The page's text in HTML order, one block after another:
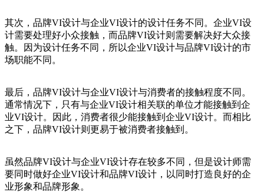
其次，品牌VI设计与企业VI设计的设计任务不同。企业VI设
计需要处理好小众接触，而品牌VI设计则需要解决好大众接
触。因为设计任务不同，所以企业VI设计与品牌VI设计的市
场职能不同。
最后，品牌VI设计与企业VI设计与消费者的接触程度不同。
通常情况下，只有与企业VI设计相关联的单位才能接触到企
业VI设计。因此，消费者很少能接触到企业VI设计。而相比
之下，品牌VI设计则更易于被消费者接触到。
虽然品牌VI设计与企业VI设计存在较多不同，但是设计师需
要同时做好企业VI设计和品牌VI设计，以同时打造良好的企
业形象和品牌形象。